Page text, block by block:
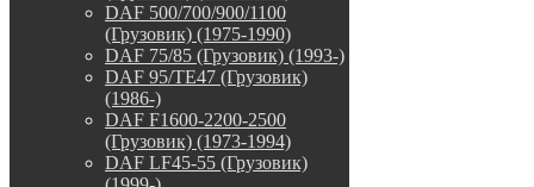
DAF 500/700/900/1100
(Грузовик) (1975-1990)
DAF 75/85 (Грузовик) (1993-)
DAF 95/TE47 (Грузовик)
(1986-)
DAF F1600-2200-2500
(Грузовик) (1973-1994)
DAF LF45-55 (Грузовик)